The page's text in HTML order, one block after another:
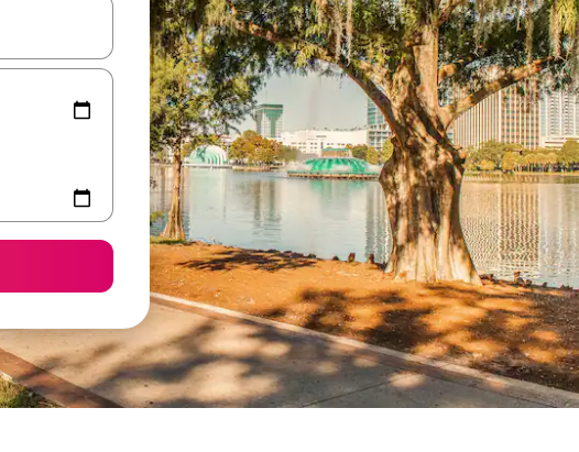
med upp- och nedåtpilarna eller utforska genom att trycka eller svepa.